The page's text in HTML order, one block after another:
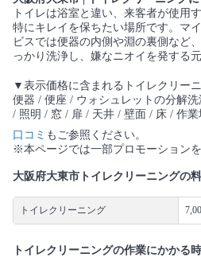
トイレは浴室と違い、来客者が使用
特にキレイを保ちたい場所です。マ
ビスでは便器の内側や淵の裏側など
っかり洗浄し、嫌なニオイを発する
▼表示価格に含まれるトイレクリー
便器 / 便座 / ウォシュレットの分解
/ 照明 / 窓 / 扉 / 天井 / 壁面 / 床 / 作
口コミ もご参照ください。
※本ページでは一部プロモーション
大阪府大東市トイレクリーニングの
トイレクリーニング
トイレクリーニングの作業にかかる